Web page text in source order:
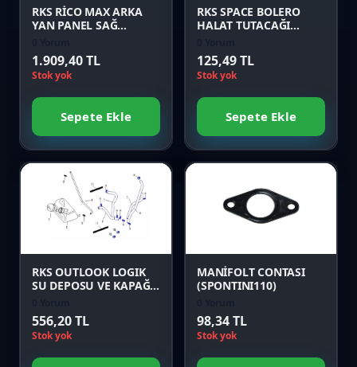
RKS RİCO MAX ARKA
YAN PANEL SAĞ
1.909,40 TL
Stok yok
Sepete Ekle
RKS SPACE BOLERO
HALAT TUTACAĞI
125,49 TL
Stok yok
Sepete Ekle
Favori
Karşılaştır
RKS OUTLOOK LOGIK
SU DEPOSU VE KAPAĞI
556,20 TL
Stok yok
Favori
Karşılaştır
MANİFOLT CONTASI
(SPONTINI110)
98,34 TL
Stok yok